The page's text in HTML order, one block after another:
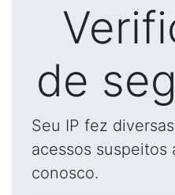
de
Seu IP fez
acessos suspeitos
conosco.